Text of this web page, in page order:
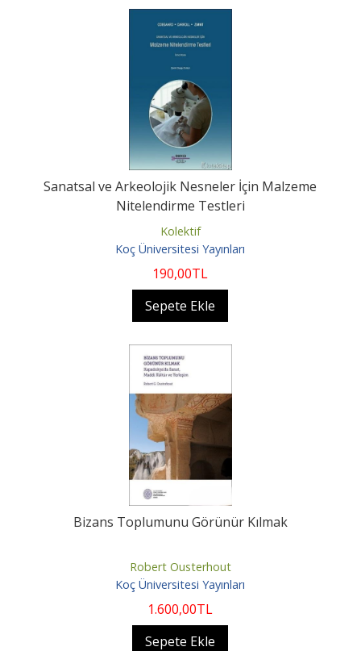
Sanatsal ve Arkeolojik Nesneler İçin Malzeme
Nitelendirme Testleri
Kolektif
Koç Üniversitesi Yayınları
190,00TL
Sepete Ekle
Bizans Toplumunu Görünür Kılmak
Robert Ousterhout
Koç Üniversitesi Yayınları
1.600,00TL
Sepete Ekle